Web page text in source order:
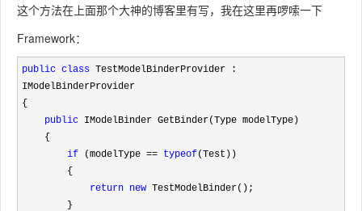
这个方法在上面那个大神的博客里有写，我在这里再啰嗦一下
Framework：
public class TestModelBinderProvider :
IModelBinderProvider
{
public IModelBinder GetBinder(Type modelType)
if (modelType == typeof(Test))
return new TestModelBinder();